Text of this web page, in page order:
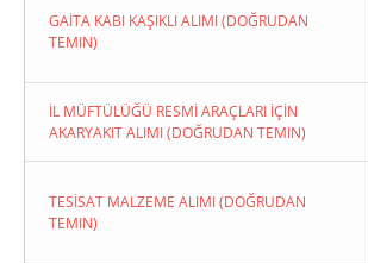
GAİTA KABI KAŞIKLI ALIMI (DOĞRUDAN
TEMIN)
İL MÜFTÜLÜĞÜ RESMİ ARAÇLARI İÇİN
AKARYAKIT ALIMI (DOĞRUDAN TEMIN)
TESİSAT MALZEME ALIMI (DOĞRUDAN
TEMIN)